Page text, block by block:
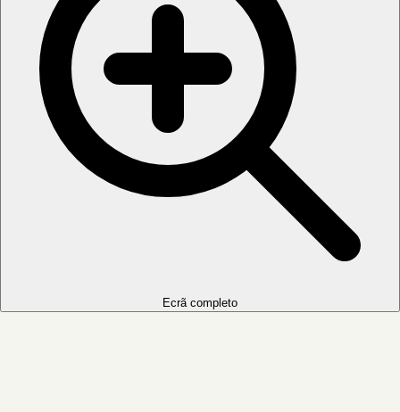
Ecrã completo